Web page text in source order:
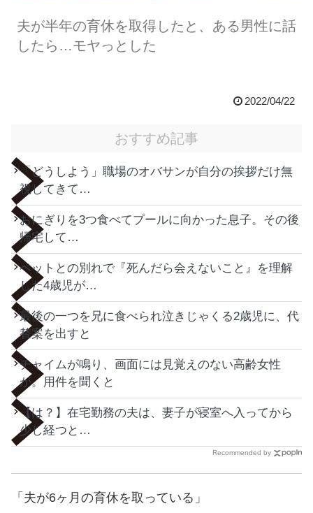
夫が半年の育休を取得したと、ある男性に話
したら…モヤっとした
2022/04/22
おすすめ記事
「どうしよう」職場のオバサンが自分の挨拶だけ無
視してきて…
おにぎりを3つ食べてプールに向かった息子。その後
帰宅して…
ペットとの別れで『死んだら会えないこと』を理解
した4歳児が…
最後の一つを兄に食べられ泣きじゃくる2歳児に、代
替案を出すと
チャイムが鳴り、画面には見覚えのない高齢女性
が。用件を聞くと
【は？】在宅勤務の夫は、妻子が寝室へ入ってから
少し経つと…
Recommended by
「夫が6ヶ月の育休を取っている」